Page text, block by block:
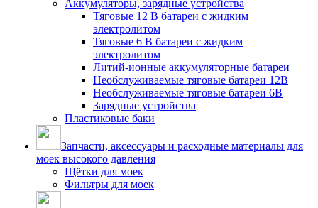
Аккумуляторы, зарядные устройства
Тяговые 12 В батареи с жидким
электролитом
Тяговые 6 В батареи с жидким
электролитом
Литий-ионные аккумуляторные батареи
Необслуживаемые тяговые батареи 12В
Необслуживаемые тяговые батареи 6В
Зарядные устройства
Пластиковые баки
Запчасти, аксессуары и расходные материалы для
моек высокого давления
Щётки для моек
Фильтры для моек